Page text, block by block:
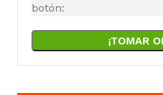
botón:
¡TOMAR